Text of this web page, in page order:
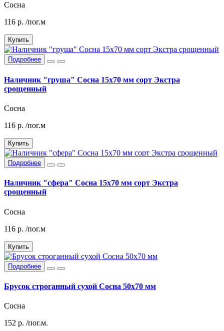
Сосна
116 р. /пог.м
Купить
Подробнее
Наличник "груша" Сосна 15х70 мм сорт Экстра
срощенный
Сосна
116 р. /пог.м
Купить
Подробнее
Наличник "сфера" Сосна 15х70 мм сорт Экстра
срощенный
Сосна
116 р. /пог.м
Купить
Подробнее
Брусок строганный сухой Сосна 50х70 мм
Сосна
152 р. /пог.м.